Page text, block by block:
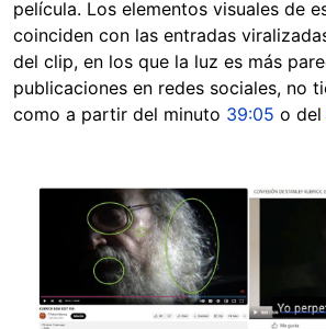
película. Los elementos visuales de
coinciden con las entradas
del clip, en los que la luz es más
publicaciones en redes sociales, no
como a partir del minuto 39:05 o del